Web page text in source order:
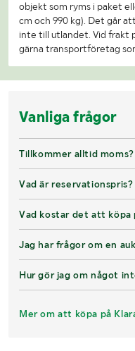
objekt som ryms i paket
cm och 990 kg). Det går
inte till utlandet. Vid frakt
gärna transportföretag
Vanliga frågor
Tillkommer alltid moms?
Vad är reservationspris?
Vad kostar det att köpa
Jag har frågor om en
Hur gör jag om något
Mer om att köpa på